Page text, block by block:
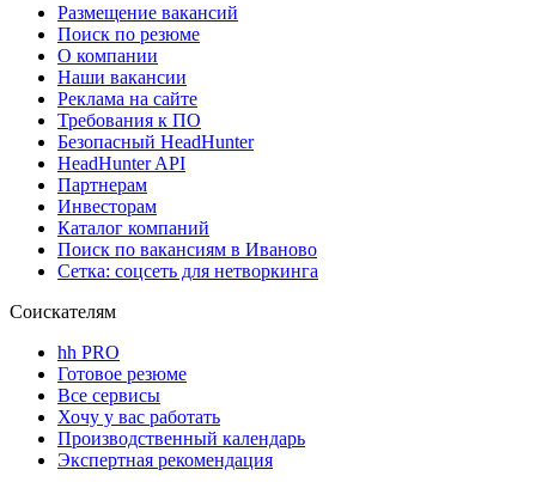
Размещение вакансий
Поиск по резюме
О компании
Наши вакансии
Реклама на сайте
Требования к ПО
Безопасный HeadHunter
HeadHunter API
Партнерам
Инвесторам
Каталог компаний
Поиск по вакансиям в Иваново
Сетка: соцсеть для нетворкинга
Соискателям
hh PRO
Готовое резюме
Все сервисы
Хочу у вас работать
Производственный календарь
Экспертная рекомендация